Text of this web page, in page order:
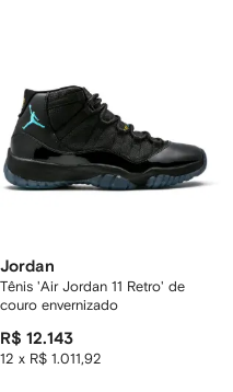
Jordan
Tênis 'Air Jordan 11 Retro' de
couro envernizado
R$ 12.143
12 x R$ 1.011,92